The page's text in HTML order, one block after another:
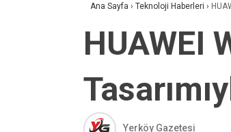
Ana Sayfa › Teknoloji Haberleri ›
HUAWEI
Yerköy Gazetesi